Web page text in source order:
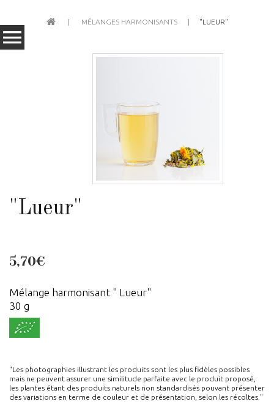
MÉLANGES HARMONISANTS "LUEUR"
"Lueur"
5,70€
Mélange harmonisant " Lueur"
30 g
"Les photographies illustrant les produits sont les plus fidèles possibles
mais ne peuvent assurer une similitude parfaite avec le produit proposé,
les plantes étant des produits naturels non standardisés pouvant présenter
des variations en terme de couleur et de présentation, selon les récoltes."